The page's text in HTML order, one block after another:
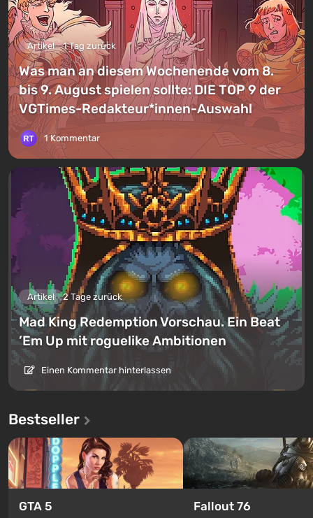
Artikel 1 Tag zurück
Was man an diesem Wochenende vom 8.
bis 9. August spielen sollte: DIE TOP 9 der
VGTimes-Redakteur*innen-Auswahl
1 Kommentar
Artikel 2 Tage zurück
Mad King Redemption Vorschau. Ein Beat
’Em Up mit roguelike Ambitionen
Einen Kommentar hinterlassen
Bestseller
GTA 5 Fallout 76